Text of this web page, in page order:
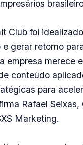
de
e metas.
pela SXS
sediada no
José dos
de atuação no
atende empresas